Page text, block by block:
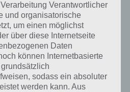
sein sollte oder ein Wort in der
teile uns die korrekten Lösungen
Nur so können wir stets die
Fragen in der App geben.
Verantwortlicher
und organisatorische
um einen möglichst
über diese Internetseite
Daten
können Internetbasierte
sodass ein absoluter
werden kann. Aus